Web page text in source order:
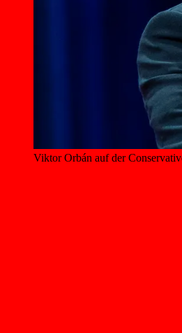
Viktor Orbán auf der